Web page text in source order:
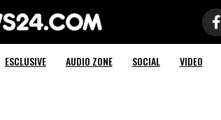
ESCLUSIVE AUDIO ZONE SOCIAL VIDEO